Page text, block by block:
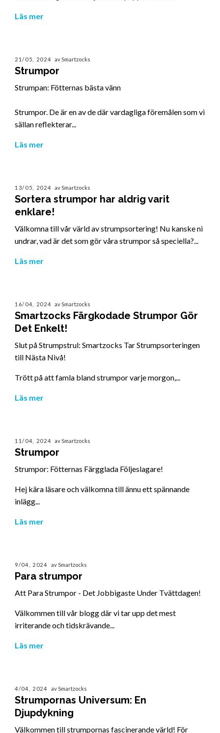
Läs mer
21/05, 2024 av Smartzocks
Strumpor
Strumpan: Fötternas bästa vänn
Strumpor. De är en av de där vardagliga föremålen som vi
sällan reflekterar...
Läs mer
13/05, 2024 av Smartzocks
Sortera strumpor har aldrig varit
enklare!
Välkomna till vår värld av strumpsortering! Nu kanske ni
undrar, vad är det som gör våra strumpor så speciella?...
Läs mer
16/04, 2024 av Smartzocks
Smartzocks Färgkodade Strumpor Gör
Det Enkelt!
Slut på Strumpstrul: Smartzocks Tar Strumpsorteringen
till Nästa Nivå!
Trött på att famla bland strumpor varje morgon,...
Läs mer
11/04, 2024 av Smartzocks
Strumpor
Strumpor: Fötternas Färgglada Följeslagare!
Hej kära läsare och välkomna till ännu ett spännande
inlägg...
Läs mer
9/04, 2024 av Smartzocks
Para strumpor
Att Para Strumpor - Det Jobbigaste Under Tvättdagen!
Välkommen till vår blogg där vi tar upp det mest
irriterande och tidskrävande...
Läs mer
4/04, 2024 av Smartzocks
Strumpornas Universum: En
Djupdykning
Välkommen till strumpornas fascinerande värld! För